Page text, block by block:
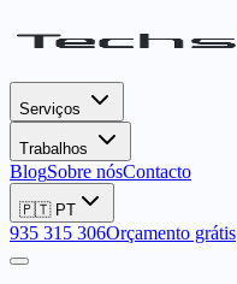
Serviços
Trabalhos
BlogSobre nósContacto
🇵🇹 PT
935 315 306Orçamento grátis